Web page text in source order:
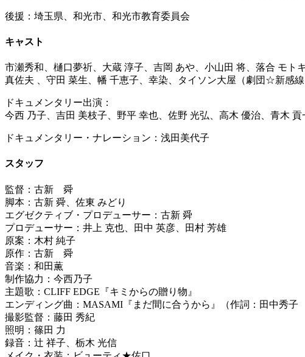
後援：埼玉県、和光市、和光市教育委員会
キャスト
市瀬秀和、樋口夢祈、大蔵 淳子、吉岡 あや、小山田 将、落合 モ
真佐夫 、守田 菜生、幡 千恵子、幸染、タイソン大屋（劇団☆新感
ドキュメンタリー出演：
今西 乃子、吉田 美枝子、野平 幸也、佐野 光弘、高木 優治、青木
ドキュメンタリー・ナレーション：浅田美代子
スタッフ
監督：古新 舜
脚本：古新 舜、佐東 みどり
エグゼクティブ・プロデューサー：古新 舜
プロデューサー：井上 克也、田中 英彦、田村 芳雄
原案：木村 純子
原作：古新 舜
音楽：和田薫
制作協力：今西乃子
主題歌：CLIFF EDGE『キミからの贈り物』
エンディング曲：MASAMI『まだ間に合うから』（作詞：田中秀子
撮影監督：藤田 秀紀
照明：篠田 力
録音：辻 祥子、栃木 光信